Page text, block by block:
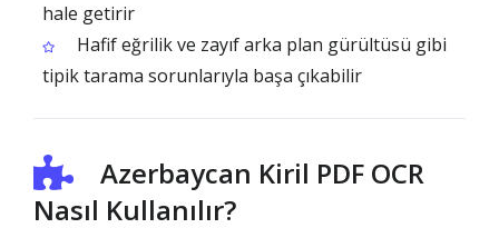
hale getirir
Hafif eğrilik ve zayıf arka plan gürültüsü gibi
tipik tarama sorunlarıyla başa çıkabilir
Azerbaycan Kiril PDF OCR
Nasıl Kullanılır?